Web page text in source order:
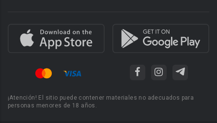
¡Atención! El sitio puede contener materiales no adecuados para
personas menores de 18 años.